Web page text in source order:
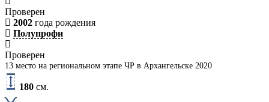
Проверен
2002 года рождения
Полупрофи
Проверен
13 место на региональном этапе ЧР в Архангельске 2020
180 см.